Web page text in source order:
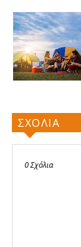
ΣΧΟΛΙΑ
0 Σχόλια